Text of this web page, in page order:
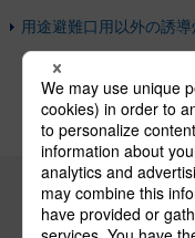
用途避難口用以外の誘導
パナソニック